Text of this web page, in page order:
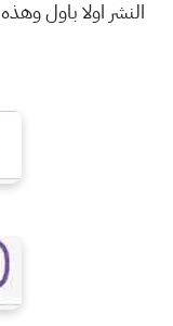
النشر اولا باول